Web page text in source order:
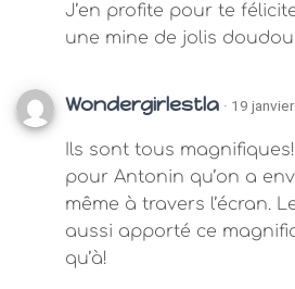
J’en profite pour te
une mine de jolis
Wondergirlestla · 19
Ils sont tous
pour Antonin qu’on a
même à travers l’écran.
aussi apporté ce
qu’à!